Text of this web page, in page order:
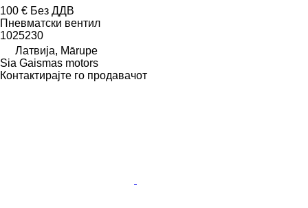
100 € Без ДДВ
Пневматски вентил
1025230
Латвија, Mārupe
Sia Gaismas motors
Контактирајте го продавачот